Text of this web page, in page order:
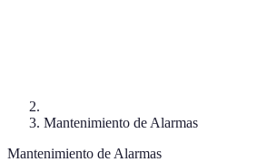
Mantenimiento de Alarmas
Mantenimiento de Alarmas